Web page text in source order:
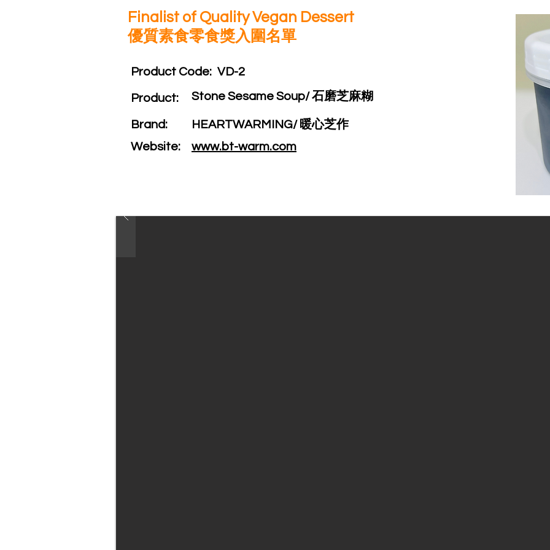
Product:​ Stone Sesame Soup/ 石磨芝麻糊
Brand: ​ HEARTWARMING/ 暖心芝作
VD-2
Product Code:​
Finalist of Quality Vegan Dessert
優質素食零食獎入圍名單
Website: ​ www.bt-warm.com